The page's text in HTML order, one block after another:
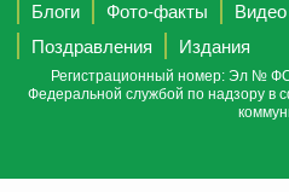
Блоги
Фото-факты
Поздравления
Издания
Регистрационный номер: Эл №
Федеральной службой по надзору в